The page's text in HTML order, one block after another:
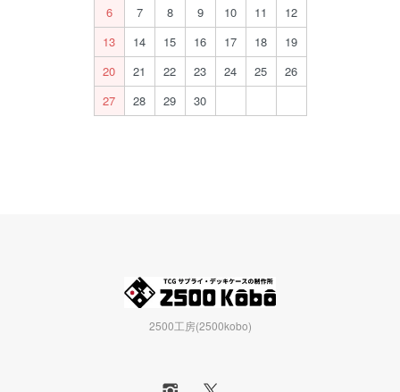
6
7 8 9 10 11
12
13
14 15 16 17 18
19
20
21 22 23 24 25
26
27
28 29 30
2500工房(2500kobo)